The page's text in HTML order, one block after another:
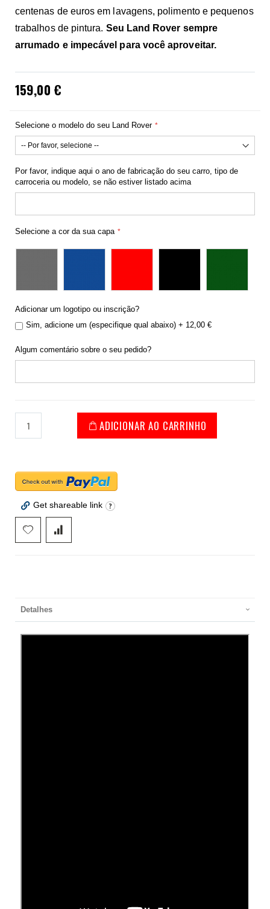
centenas de euros em lavagens, polimento e pequenos
trabalhos de pintura. Seu Land Rover sempre
arrumado e impecável para você aproveitar.
159,00 €
Selecione o modelo do seu Land Rover
Por favor, indique aqui o ano de fabricação do seu carro, tipo de
carroceria ou modelo, se não estiver listado acima
Selecione a cor da sua capa
Adicionar um logotipo ou inscrição?
Sim, adicione um (especifique qual abaixo) + 12,00 €
Algum comentário sobre o seu pedido?
ADICIONAR AO CARRINHO
Get shareable link
Detalhes